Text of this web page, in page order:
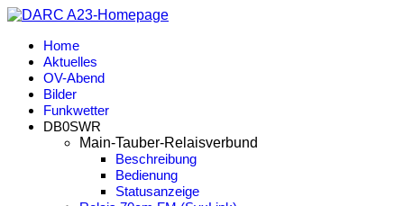
Home
Aktuelles
OV-Abend
Bilder
Funkwetter
DB0SWR
Main-Tauber-Relaisverbund
Beschreibung
Bedienung
Statusanzeige